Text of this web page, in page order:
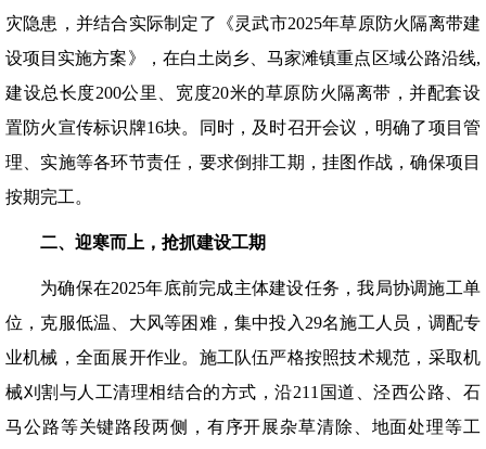
灾隐患，并结合实际制定了《灵武市2025年草原防火隔离带建
设项目实施方案》，在白土岗乡、马家滩镇重点区域公路沿线,
建设总长度200公里、宽度20米的草原防火隔离带，并配套设
置防火宣传标识牌16块。同时，及时召开会议，明确了项目管
理、实施等各环节责任，要求倒排工期，挂图作战，确保项目
按期完工。
二、 迎寒而上 ，抢抓建设工期
为确保在2025年底前完成主体建设任务，我局协调施工单
位，克服低温、大风等困难，集中投入29名施工人员，调配专
业机械，全面展开作业。施工队伍严格按照技术规范，采取机
械刈割与人工清理相结合的方式，沿211国道、泾西公路、石
马公路等关键路段两侧，有序开展杂草清除、地面处理等工